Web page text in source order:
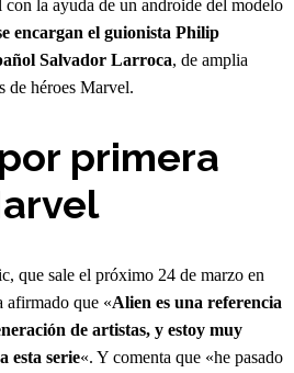
la ayuda de un androide del modelo
encargan el guionista Philip
Salvador Larroca, de amplia
de héroes Marvel.
primera
que sale el próximo 24 de marzo en
afirmado que «Alien es una referencia
de artistas, y estoy muy
esta serie«. Y comenta que «he pasado